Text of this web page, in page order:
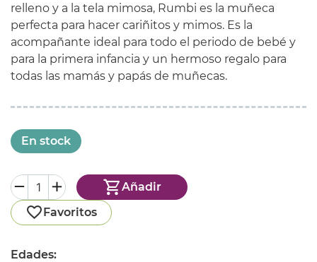
relleno y a la tela mimosa, Rumbi es la muñeca
perfecta para hacer cariñitos y mimos. Es la
acompañante ideal para todo el periodo de bebé y
para la primera infancia y un hermoso regalo para
todas las mamás y papás de muñecas.
En stock
Añadir
Favoritos
Edades: